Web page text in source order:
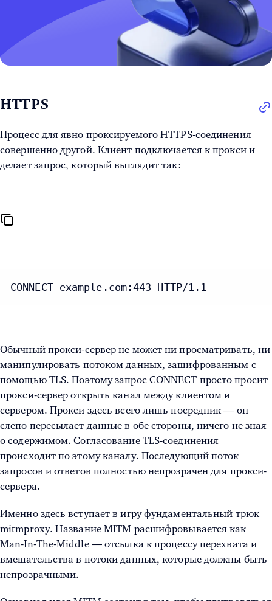
HTTPS
Процесс для явно проксируемого HTTPS-соединения
совершенно другой. Клиент подключается к прокси и
делает запрос, который выглядит так:
CONNECT example.com:443 HTTP/1.1
Обычный прокси-сервер не может ни просматривать, ни
манипулировать потоком данных, зашифрованным с
помощью TLS. Поэтому запрос CONNECT просто просит
прокси-сервер открыть канал между клиентом и
сервером. Прокси здесь всего лишь посредник — он
слепо пересылает данные в обе стороны, ничего не зная
о содержимом. Согласование TLS-соединения
происходит по этому каналу. Последующий поток
запросов и ответов полностью непрозрачен для прокси-
сервера.
Именно здесь вступает в игру фундаментальный трюк
mitmproxy. Название MITM расшифровывается как
Man-In-The-Middle — отсылка к процессу перехвата и
вмешательства в потоки данных, которые должны быть
непрозрачными.